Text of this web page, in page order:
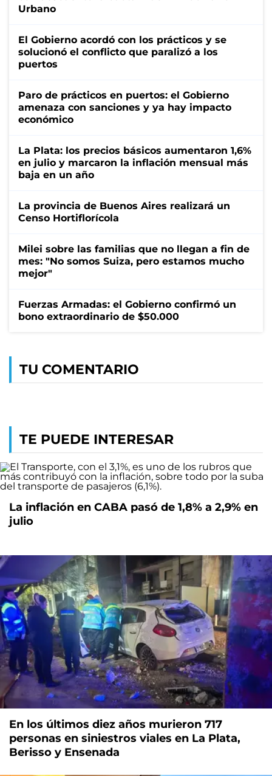
Urbano
El Gobierno acordó con los prácticos y se
solucionó el conflicto que paralizó a los
puertos
Paro de prácticos en puertos: el Gobierno
amenaza con sanciones y ya hay impacto
económico
La Plata: los precios básicos aumentaron 1,6%
en julio y marcaron la inflación mensual más
baja en un año
La provincia de Buenos Aires realizará un
Censo Hortiflorícola
Milei sobre las familias que no llegan a fin de
mes: "No somos Suiza, pero estamos mucho
mejor"
Fuerzas Armadas: el Gobierno confirmó un
bono extraordinario de $50.000
TU COMENTARIO
TE PUEDE INTERESAR
La inflación en CABA pasó de 1,8% a 2,9% en
julio
En los últimos diez años murieron 717
personas en siniestros viales en La Plata,
Berisso y Ensenada